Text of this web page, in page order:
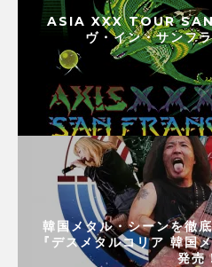
ASIA XXX TOUR
ヴ・イン・サンフ
韓国メタル・シーンを徹
『デスメタルコリア 韓国
発売